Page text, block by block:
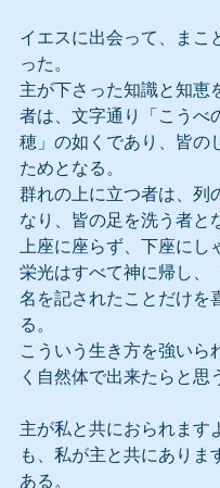
イエスに出会って、まこ
った。
主が下さった知識と知恵
者は、文字通り「こうべ
穂」の如くであり、皆の
ためとなる。
群れの上に立つ者は、列
なり、皆の足を洗う者と
上座に座らず、下座にし
栄光はすべて神に帰し、
名を記されたことだけを
る。
こういう生き方を強いら
く自然体で出来たらと思
主が私と共におられます
も、私が主と共にありま
ある。